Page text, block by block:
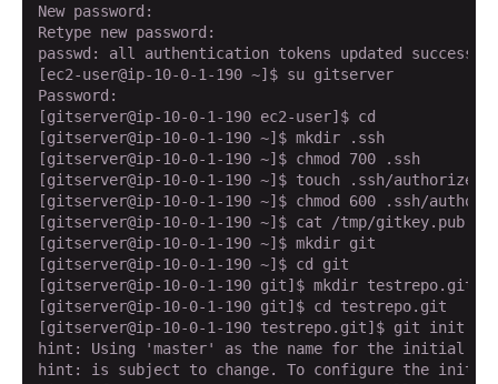
New password:
Retype new password:
passwd: all authentication tokens updated
[ec2-user@ip-10-0-1-190 ~]$ su gitserver
Password:
[gitserver@ip-10-0-1-190 ec2-user]$ cd
[gitserver@ip-10-0-1-190 ~]$ mkdir .ssh
[gitserver@ip-10-0-1-190 ~]$ chmod 700 .ssh
[gitserver@ip-10-0-1-190 ~]$ touch .ssh/
[gitserver@ip-10-0-1-190 ~]$ chmod 600 .ssh/
[gitserver@ip-10-0-1-190 ~]$ cat /tmp/gitkey.pub >>
[gitserver@ip-10-0-1-190 ~]$ mkdir git
[gitserver@ip-10-0-1-190 ~]$ cd git
[gitserver@ip-10-0-1-190 git]$ mkdir testrepo.git
[gitserver@ip-10-0-1-190 git]$ cd testrepo.git
[gitserver@ip-10-0-1-190 testrepo.git]$ git init --
hint: Using 'master' as the name for the initial
hint: is subject to change. To configure the